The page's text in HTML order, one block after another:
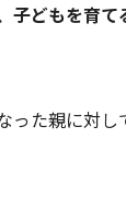
子どもを育
た親に対し